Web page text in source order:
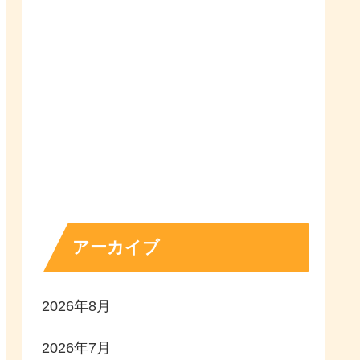
アーカイブ
2026年8月
2026年7月